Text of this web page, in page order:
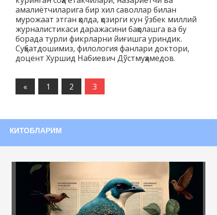
амалиётчиларига бир хил саволлар билан
мурожаат этган ҳолда, ҳозирги кун ўзбек миллий
журналистикаси даражасини баҳолашга ва бу
борада турли фикрларни йиғишга уриндик.
Суҳбатдошимиз, филология фанлари доктори,
доцент Хуршид Набиевич Дўстмуҳамедов.
« Предыдущие
записи
1 2 3
КИТОБЛАРИМ